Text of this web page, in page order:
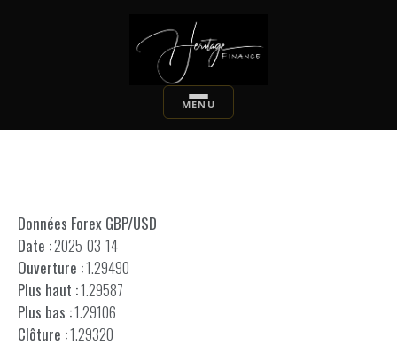
Données Forex GBP/USD
Date :2025-03-14
Ouverture :1.29490
Plus haut :1.29587
Plus bas :1.29106
Clôture :1.29320